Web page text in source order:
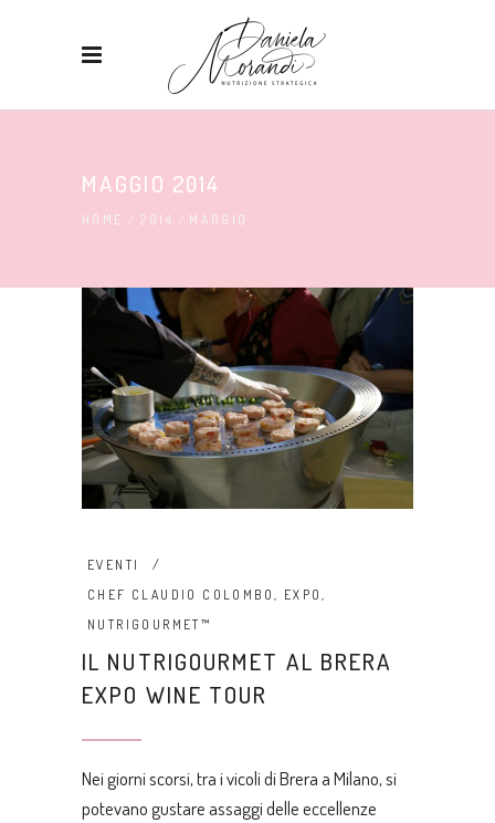
MAGGIO 2014
HOME / 2014 / MAGGIO
EVENTI
CHEF CLAUDIO COLOMBO
EXPO
NUTRIGOURMET™
IL NUTRIGOURMET AL BRERA
EXPO WINE TOUR
Nei giorni scorsi, tra i vicoli di Brera a Milano, si
potevano gustare assaggi delle eccellenze